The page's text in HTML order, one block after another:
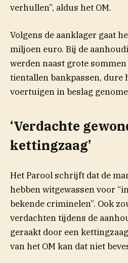
verhullen”, aldus het OM.
Volgens de aanklager gaat
miljoen euro. Bij de
werden naast grote
tientallen bankpassen, dure
voertuigen in beslag
‘Verdachte
kettingzaag’
HetParool (opent in nieuw
schrijft dat de
hebben witgewassen voor
bekende criminelen”. Ook
verdachten tijdens de
geraakt door een
van het OM kan dat niet